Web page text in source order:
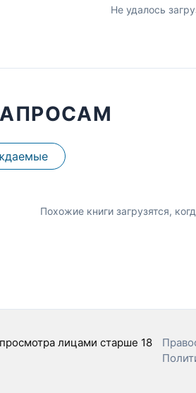
Не удалось
Похожие книги загрузятся,
лицами старше 18